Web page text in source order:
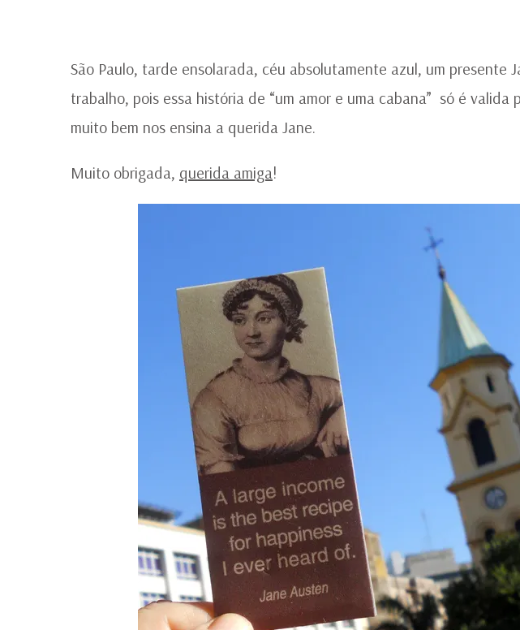
São Paulo, tarde ensolarada, céu absolutamente azul, um presente
trabalho, pois essa história de “um amor e uma cabana” só é valida
muito bem nos ensina a querida Jane.
Muito obrigada, querida amiga!